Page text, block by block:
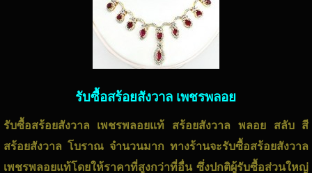
รับซื้อสร้อยสังวาล เพชรพลอย
รับซื้อสร้อยสังวาล เพชรพลอยแท้
สร้อยสังวาล พลอย สลับ สี
สร้อยสังวาล โบราณ จำนวนมาก ทางร้านจะรับซื้อสร้อยสังวาล
เพชรพลอยแท้โดยให้ราคาที่สูงกว่าที่อื่น ซึ่งปกติผู้รับซื้อส่วนใหญ่